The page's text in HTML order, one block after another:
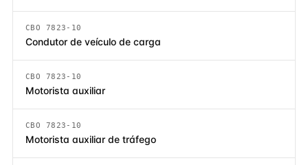
CBO 7823-10
Condutor de veículo de carga
CBO 7823-10
Motorista auxiliar
CBO 7823-10
Motorista auxiliar de tráfego